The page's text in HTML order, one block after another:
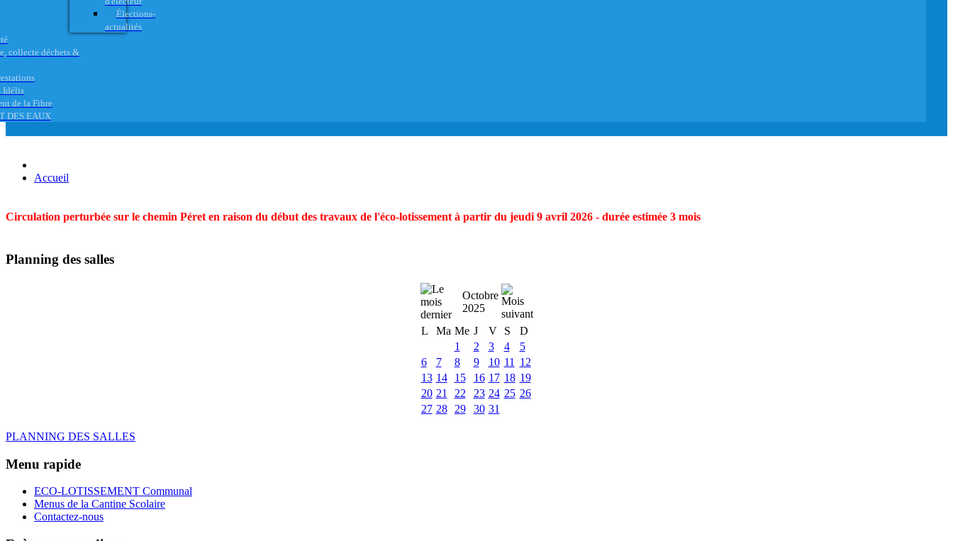
Élections-
actualités
collecte déchets &
Idélis
de la Fibre
DES EAUX
Accueil
Circulation perturbée sur le chemin Péret en raison du début des travaux de l'éco-lotissement à partir du jeudi 9 avril 2026 - durée estimée 3 mois
Planning des salles
Octobre
2025
L
Ma Me J V S
D
1
2 3 4
5
6
7 8 9 10 11
12
13 14 15 16 17 18 19
20 21 22 23 24 25 26
27 28 29 30 31
PLANNING DES SALLES
Menu rapide
ECO-LOTISSEMENT Communal
Menus de la Cantine Scolaire
Contactez-nous